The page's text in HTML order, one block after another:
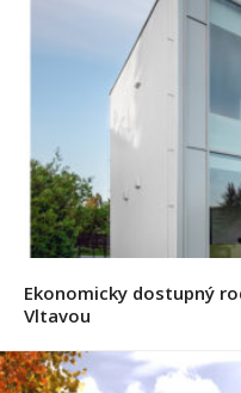
Ekonomicky dostupný
Vltavou